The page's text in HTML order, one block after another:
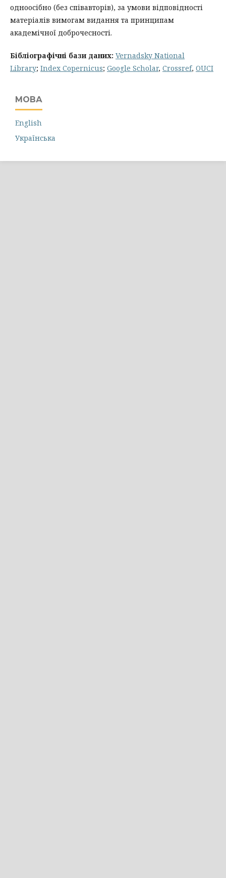
одноосібно (без співавторів), за умови відповідності
матеріалів вимогам видання та принципам
академічної доброчесності.
Бібліографічні бази даних: Vernadsky National
Library; Index Copernicus; Google Scholar, Crossref, OUCI
МОВА
English
Українська